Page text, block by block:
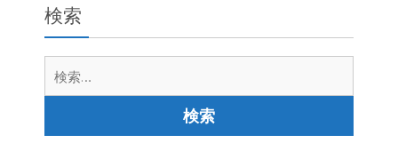
定
IP
設
定
検索